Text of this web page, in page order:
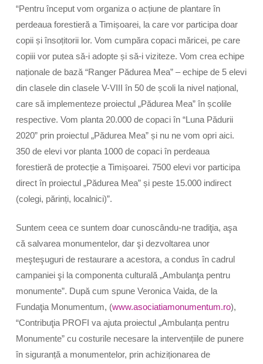
“Pentru început vom organiza o acțiune de plantare în
perdeaua forestieră a Timișoarei, la care vor participa doar
copii și însoțitorii lor. Vom cumpăra copaci măricei, pe care
copiii vor putea să-i adopte și să-i viziteze. Vom crea echipe
naționale de bază “Ranger Pădurea Mea” – echipe de 5 elevi
din clasele din clasele V-VIII în 50 de școli la nivel național,
care să implementeze proiectul „Pădurea Mea” în școlile
respective. Vom planta 20.000 de copaci în “Luna Pădurii
2020” prin proiectul „Pădurea Mea” și nu ne vom opri aici.
350 de elevi vor planta 1000 de copaci în perdeaua
forestieră de protecție a Timișoarei. 7500 elevi vor participa
direct în proiectul „Pădurea Mea” și peste 15.000 indirect
(colegi, părinți, localnici)”.
Suntem ceea ce suntem doar cunoscându-ne tradiţia, aşa
că salvarea monumentelor, dar şi dezvoltarea unor
meşteşuguri de restaurare a acestora, a condus în cadrul
campaniei şi la componenta culturală „Ambulanţa pentru
monumente”. După cum spune Veronica Vaida, de la
Fundaţia Monumentum, (www.asociatiamonumentum.ro),
“Contribuţia PROFI va ajuta proiectul „Ambulanța pentru
Monumente” cu costurile necesare la intervențiile de punere
în siguranță a monumentelor, prin achiziționarea de